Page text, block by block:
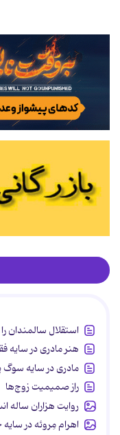
استقلال سالمندان
هنر مادری در سایه‌
مادری در سایه سوگ
راز صمیمیت زوج‌ها
روایت هزاران ساله
اهرام مِروئه در